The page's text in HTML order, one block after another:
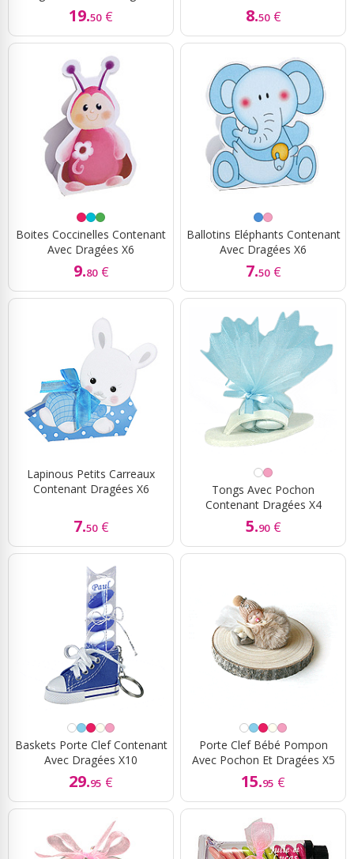
19.50 € 8.50 €
Boites Coccinelles Contenant
Avec Dragées X6
9.80 €
Ballotins Eléphants Contenant
Avec Dragées X6
7.50 €
Lapinous Petits Carreaux
Contenant Dragées X6
7.50 €
Tongs Avec Pochon
Contenant Dragées X4
5.90 €
Baskets Porte Clef Contenant
Avec Dragées X10
29.95 €
Porte Clef Bébé Pompon
Avec Pochon Et Dragées X5
15.95 €